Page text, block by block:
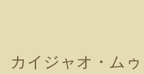
カイジャオ・ム